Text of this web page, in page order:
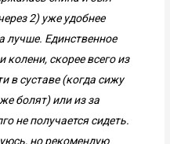
2) уже удобнее
лучше. Единственное
колени, скорее всего из
в суставе (когда сижу
болят) или из за
не получается сидеть.
но рекомендую